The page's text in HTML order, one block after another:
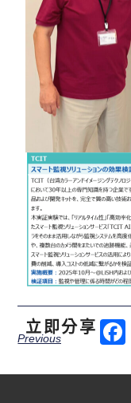
Previous
立即分享